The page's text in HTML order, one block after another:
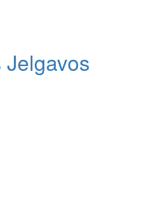
Jelgavos